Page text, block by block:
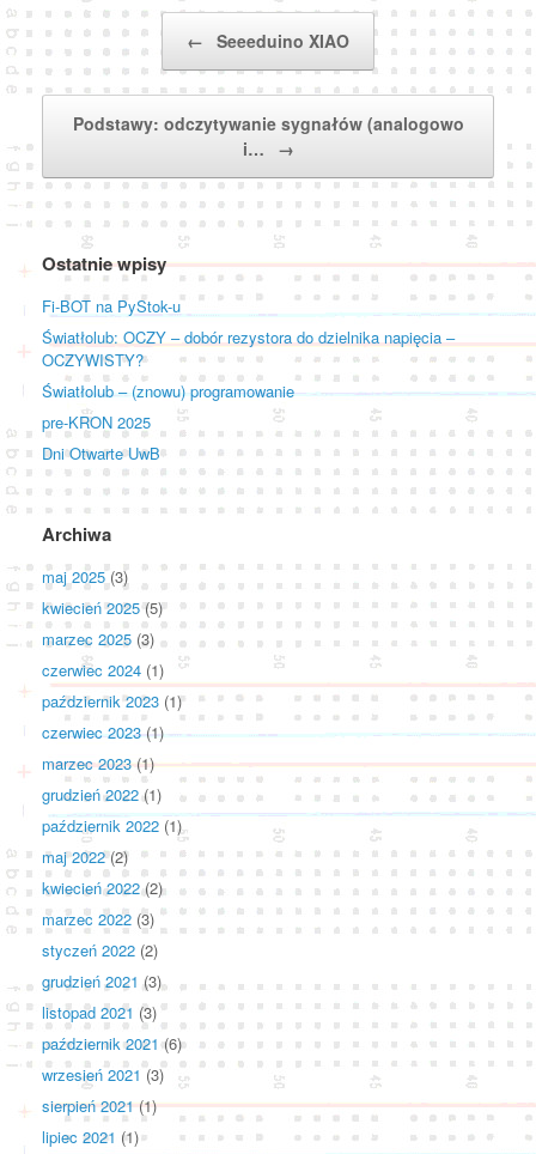
Post navigation
← Seeeduino XIAO
Podstawy: odczytywanie sygnałów (analogowo
i…
→
Ostatnie wpisy
Fi-BOT na PyStok-u
Światłolub: OCZY – dobór rezystora do dzielnika napięcia –
OCZYWISTY?
Światłolub – (znowu) programowanie
pre-KRON 2025
Dni Otwarte UwB
Archiwa
maj 2025(3)
kwiecień 2025(5)
marzec 2025 (3)
czerwiec 2024 (1)
październik 2023 (1)
czerwiec 2023 (1)
marzec 2023(1)
grudzień 2022(1)
październik 2022 (1)
maj 2022(2)
kwiecień 2022(2)
marzec 2022 (3)
styczeń 2022 (2)
grudzień 2021 (3)
listopad 2021 (3)
październik 2021 (6)
wrzesień 2021(3)
sierpień 2021(1)
lipiec 2021 (1)